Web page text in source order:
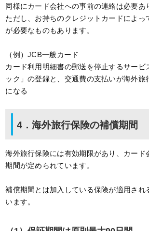
同様にカード会社への事前の連絡は必要あ
ただし、お持ちのクレジットカードによっ
が必要なものもあります。
（例）JCB一般カード
カード利用明細書の郵送を停止するサービ
ック」の登録と、交通費の支払いが海外旅
になる
4．海外旅行保険の補償期間
海外旅行保険には有効期限があり、カード
期間が定められています。
補償期間とは加入している保険が適用され
います。